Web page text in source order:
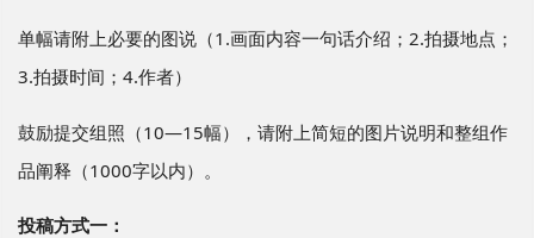
单幅请附上必要的图说（1.画面内容一句话介绍；2.拍摄地点；
3.拍摄时间；4.作者）
鼓励提交组照（10—15幅），请附上简短的图片说明和整组作
品阐释（1000字以内）。
投稿方式一：